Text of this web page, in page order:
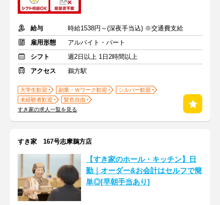
給与
時給1538円～(深夜手当込) ※交通費支給
雇用形態
アルバイト・パート
シフト
週2日以上 1日2時間以上
アクセス
鵜方駅
大学生歓迎 副業・Ｗワーク歓迎
シルバー歓迎
未経験者歓迎
髪色自由
すき家の求人一覧を見る
すき家 167号志摩鵜方店
【すき家のホール・キッチン】日
勤｜オーダー&お会計はセルフで簡
単◎[早朝手当あり]